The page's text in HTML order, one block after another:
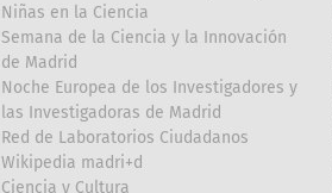
Niñas en la Ciencia
Semana de la Ciencia y la Innovación
de Madrid
Noche Europea de los Investigadores y
las Investigadoras de Madrid
Red de Laboratorios Ciudadanos
Wikipedia madri+d
Ciencia y Cultura